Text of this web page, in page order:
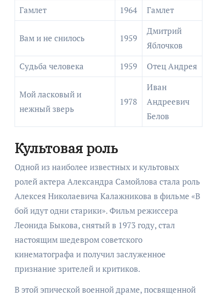
Гамлет
1964 Гамлет
Вам и не снилось 1959
Дмитрий
Яблочков
Судьба человека
1959 Отец Андрея
Мой ласковый и
нежный зверь
1978
Иван
Андреевич
Белов
Культовая роль
Одной из наиболее известных и культовых
ролей актера Александра Самойлова стала роль
Алексея Николаевича Калажникова в фильме «В
бой идут одни старики». Фильм режиссера
Леонида Быкова, снятый в 1973 году, стал
настоящим шедевром советского
кинематографа и получил заслуженное
признание зрителей и критиков.
В этой эпической военной драме, посвященной